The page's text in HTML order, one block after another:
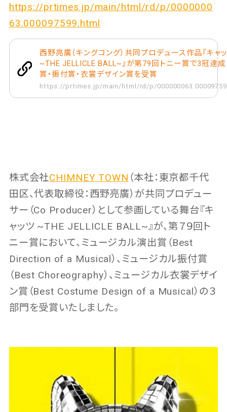
https://prtimes.jp/main/html/rd/p/0000000
63.000097599.html
西野亮廣（キングコング）共同プロデュース作品『キャ
~THE JELLICLE BALL~』が第79回トニー賞で3冠達成
賞・振付賞・衣裳デザイン賞を受賞
https://prtimes.jp/main/html/rd/p/
株式会社CHIMNEY TOWN （本社：東京都千代
田区、代表取締役：西野亮廣）が共同プロデュー
サー（Co Producer）として参画している舞台『キ
ャッツ ~THE JELLICLE BALL~』が、第７９回ト
ニー賞において、ミュージカル演出賞（Best
Direction of a Musical）、ミュージカル振付賞
（Best Choreography）、ミュージカル衣裳デザイ
ン賞（Best Costume Design of a Musical）の３
部門を受賞いたしました。